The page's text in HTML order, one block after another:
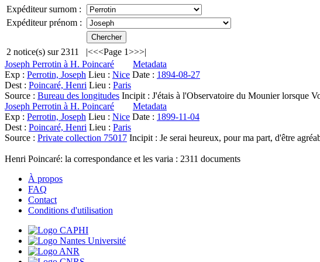
Expéditeur surnom :
Expéditeur prénom :
2 notice(s) sur 2311 |<<<Page 1>>>|
Joseph Perrotin à H. Poincaré
Metadata
Exp : Perrotin, Joseph Lieu : Nice Date : 1894-08-27
Dest : Poincaré, Henri Lieu : Paris
Source : Bureau des longitudes Incipit : J'étais à l'Observatoire du Mounier lorsque
Joseph Perrotin à H. Poincaré
Metadata
Exp : Perrotin, Joseph Lieu : Nice Date : 1899-11-04
Dest : Poincaré, Henri Lieu : Paris
Source : Private collection 75017 Incipit : Je serai heureux, pour ma part, d'être
Henri Poincaré: la correspondance et les varia : 2311 documents
À propos
FAQ
Contact
Conditions d'utilisation